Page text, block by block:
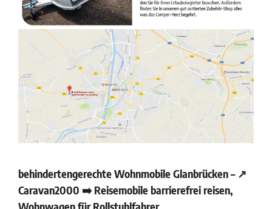
behindertengerechte Wohnmobile Glanbrücken – ↗️
Caravan2000 ➡️ Reisemobile barrierefrei reisen,